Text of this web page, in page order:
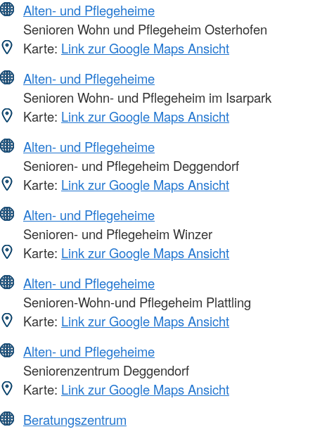
Alten- und Pflegeheime
Senioren Wohn und Pflegeheim Osterhofen
Karte: Link zur Google Maps Ansicht
Alten- und Pflegeheime
Senioren Wohn- und Pflegeheim im Isarpark
Karte: Link zur Google Maps Ansicht
Alten- und Pflegeheime
Senioren- und Pflegeheim Deggendorf
Karte: Link zur Google Maps Ansicht
Alten- und Pflegeheime
Senioren- und Pflegeheim Winzer
Karte: Link zur Google Maps Ansicht
Alten- und Pflegeheime
Senioren-Wohn-und Pflegeheim Plattling
Karte: Link zur Google Maps Ansicht
Alten- und Pflegeheime
Seniorenzentrum Deggendorf
Karte: Link zur Google Maps Ansicht
Beratungszentrum